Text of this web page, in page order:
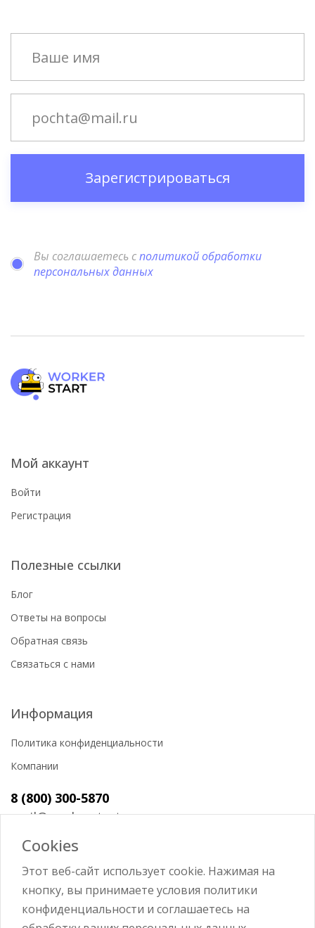
Зарегистрироваться
Вы соглашаетесь сполитикой обработки
персональных данных
Мой аккаунт
Войти
Регистрация
Полезные ссылки
Блог
Ответы на вопросы
Обратная связь
Связаться с нами
Информация
Политика конфиденциальности
Компании
8 (800) 300-5870
mail@workerstart.ru
Войти
Cookies
Этот веб-сайт использует cookie. Нажимая на
кнопку, вы принимаете условия политики
конфиденциальности и соглашаетесь на